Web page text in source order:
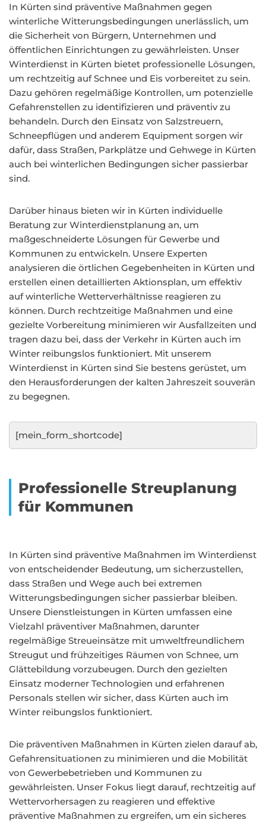
In Kürten sind präventive Maßnahmen gegen
winterliche Witterungsbedingungen unerlässlich, um
die Sicherheit von Bürgern, Unternehmen und
öffentlichen Einrichtungen zu gewährleisten. Unser
Winterdienst in Kürten bietet professionelle Lösungen,
um rechtzeitig auf Schnee und Eis vorbereitet zu sein.
Dazu gehören regelmäßige Kontrollen, um potenzielle
Gefahrenstellen zu identifizieren und präventiv zu
behandeln. Durch den Einsatz von Salzstreuern,
Schneepflügen und anderem Equipment sorgen wir
dafür, dass Straßen, Parkplätze und Gehwege in Kürten
auch bei winterlichen Bedingungen sicher passierbar
sind.
Darüber hinaus bieten wir in Kürten individuelle
Beratung zur Winterdienstplanung an, um
maßgeschneiderte Lösungen für Gewerbe und
Kommunen zu entwickeln. Unsere Experten
analysieren die örtlichen Gegebenheiten in Kürten und
erstellen einen detaillierten Aktionsplan, um effektiv
auf winterliche Wetterverhältnisse reagieren zu
können. Durch rechtzeitige Maßnahmen und eine
gezielte Vorbereitung minimieren wir Ausfallzeiten und
tragen dazu bei, dass der Verkehr in Kürten auch im
Winter reibungslos funktioniert. Mit unserem
Winterdienst in Kürten sind Sie bestens gerüstet, um
den Herausforderungen der kalten Jahreszeit souverän
zu begegnen.
[mein_form_shortcode]
Professionelle Streuplanung
für Kommunen
In Kürten sind präventive Maßnahmen im Winterdienst
von entscheidender Bedeutung, um sicherzustellen,
dass Straßen und Wege auch bei extremen
Witterungsbedingungen sicher passierbar bleiben.
Unsere Dienstleistungen in Kürten umfassen eine
Vielzahl präventiver Maßnahmen, darunter
regelmäßige Streueinsätze mit umweltfreundlichem
Streugut und frühzeitiges Räumen von Schnee, um
Glättebildung vorzubeugen. Durch den gezielten
Einsatz moderner Technologien und erfahrenen
Personals stellen wir sicher, dass Kürten auch im
Winter reibungslos funktioniert.
Die präventiven Maßnahmen in Kürten zielen darauf ab,
Gefahrensituationen zu minimieren und die Mobilität
von Gewerbebetrieben und Kommunen zu
gewährleisten. Unser Fokus liegt darauf, rechtzeitig auf
Wettervorhersagen zu reagieren und effektive
präventive Maßnahmen zu ergreifen, um ein sicheres